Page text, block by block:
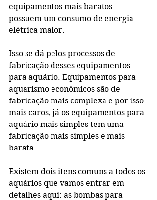
equipamentos mais baratos
possuem um consumo de energia
elétrica maior.
Isso se dá pelos processos de
fabricação desses equipamentos
para aquário. Equipamentos para
aquarismo econômicos são de
fabricação mais complexa e por isso
mais caros, já os equipamentos para
aquário mais simples tem uma
fabricação mais simples e mais
barata.
Existem dois itens comuns a todos os
aquários que vamos entrar em
detalhes aqui: as bombas para